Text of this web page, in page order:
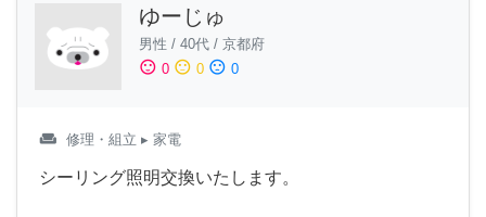
ゆーじゅ
男性 / 40代 / 京都府
sentiment_satisfied 0 sentiment_neutral 0 sentiment_dissatisfied 0
weekend 修理・組立 ▸ 家電
シーリング照明交換いたします。